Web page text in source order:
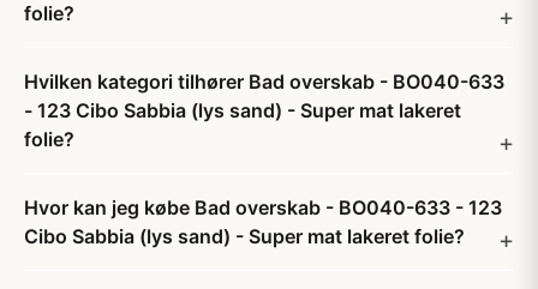
folie?
Hvilken kategori tilhører Bad overskab - BO040-633
- 123 Cibo Sabbia (lys sand) - Super mat lakeret
folie?
Hvor kan jeg købe Bad overskab - BO040-633 - 123
Cibo Sabbia (lys sand) - Super mat lakeret folie?